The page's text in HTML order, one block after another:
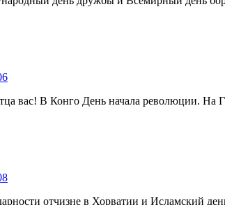
вас! В Конго День начала революции. На
отчизне в Хорватии и Исламский